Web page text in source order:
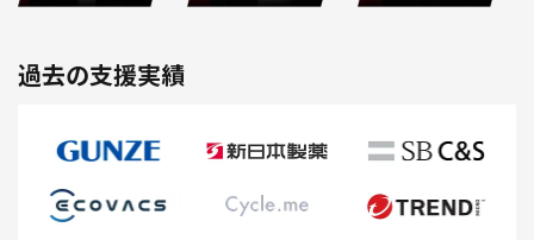
過去の支援実績